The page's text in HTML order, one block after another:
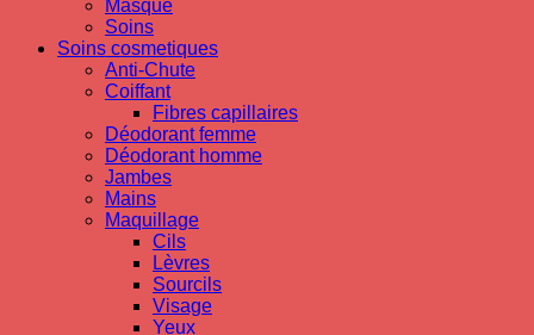
Masque
Soins
Soins cosmetiques
Anti-Chute
Coiffant
Fibres capillaires
Déodorant femme
Déodorant homme
Jambes
Mains
Maquillage
Cils
Lèvres
Sourcils
Visage
Yeux